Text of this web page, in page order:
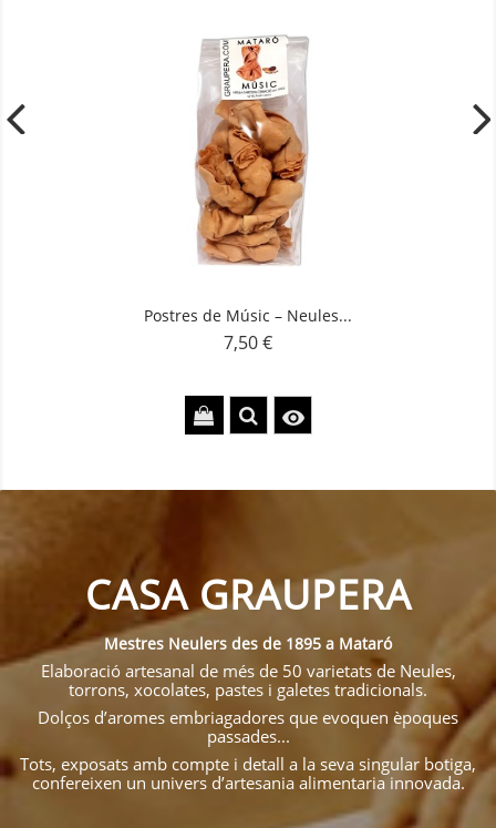
Postres de Músic – Neules...
Preu
7,50 €

CASA GRAUPERA
Mestres Neulers des de 1895 a Mataró
Elaboració artesanal de més de 50 varietats de Neules,
torrons, xocolates, pastes i galetes tradicionals.
Dolços d’aromes embriagadores que evoquen èpoques
passades...
Tots, exposats amb compte i detall a la seva singular botiga,
confereixen un univers d’artesania alimentaria innovada.